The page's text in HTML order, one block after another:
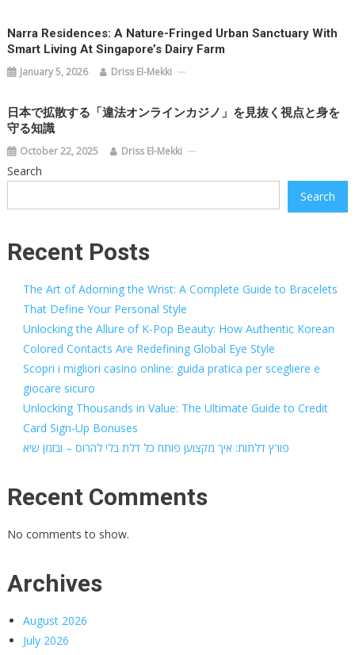
Narra Residences: A Nature-Fringed Urban Sanctuary With
Smart Living At Singapore’s Dairy Farm
January 5, 2026 Driss El-Mekki
日本で拡散する「違法オンラインカジノ」を見抜く視点と身を
守る知識
October 22, 2025 Driss El-Mekki
Search
Search
Recent Posts
The Art of Adorning the Wrist: A Complete Guide to Bracelets
That Define Your Personal Style
Unlocking the Allure of K-Pop Beauty: How Authentic Korean
Colored Contacts Are Redefining Global Eye Style
Scopri i migliori casino online: guida pratica per scegliere e
giocare sicuro
Unlocking Thousands in Value: The Ultimate Guide to Credit
Card Sign-Up Bonuses
פורץ דלתות: איך מקצוען פותח כל דלת בלי להרוס – ובזמן שיא
Recent Comments
No comments to show.
Archives
August 2026
July 2026